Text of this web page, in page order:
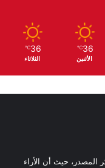
36
℃
الأثنين
36
℃
الثلاثاء
المصدر، حيث أن الأراء